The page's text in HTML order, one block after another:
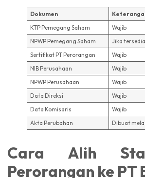
Dokumen
KTP Pemegang Saham
Wajib
NPWP Pemegang Saham
Jika tersedia
Sertifikat PT Perorangan
Wajib
NIB Perusahaan
Wajib
NPWP Perusahaan
Wajib
Data Direksi
Wajib
Data Komisaris
Wajib
Akta Perubahan
Dibuat
Cara Alih
Perorangan ke PT